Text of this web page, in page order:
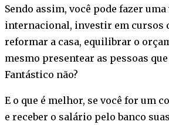
Sendo assim, você pode fazer
internacional, investir em cursos
reformar a casa, equilibrar o
mesmo presentear as pessoas que
Fantástico não?
E o que é melhor, se você for um
e receber o salário pelo banco